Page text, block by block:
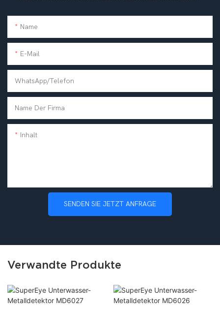
Name
E-Mail
WhatsApp/Telefon
Name Der Firma
Inhalt
SENDEN SIE JETZT ANFRAGE
Verwandte Produkte